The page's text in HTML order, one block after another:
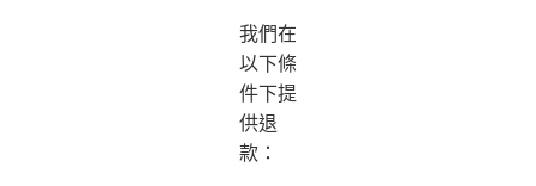
我們在
以下條
件下提
供退
款：